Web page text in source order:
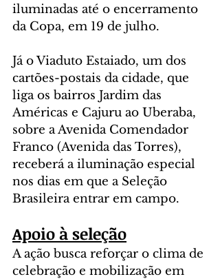
iluminadas até o encerramento
da Copa, em 19 de julho.
Já o Viaduto Estaiado, um dos
cartões-postais da cidade, que
liga os bairros Jardim das
Américas e Cajuru ao Uberaba,
sobre a Avenida Comendador
Franco (Avenida das Torres),
receberá a iluminação especial
nos dias em que a Seleção
Brasileira entrar em campo.
Apoio à seleção
A ação busca reforçar o clima de
celebração e mobilização em